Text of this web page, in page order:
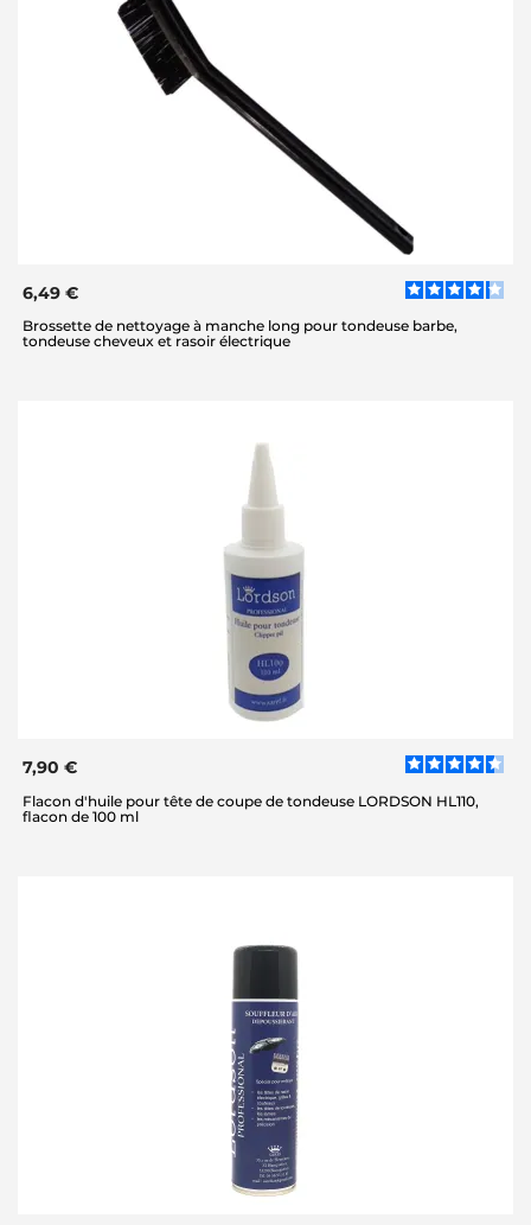
6,49 €
Brossette de nettoyage à manche long pour tondeuse barbe,
tondeuse cheveux et rasoir électrique
7,90 €
Flacon d'huile pour tête de coupe de tondeuse LORDSON HL110,
flacon de 100 ml